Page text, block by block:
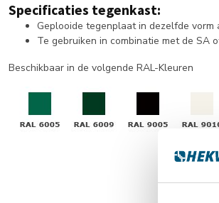
Specificaties tegenkast:
Geplooide tegenplaat in dezelfde
Te gebruiken in combinatie met de SA
Beschikbaar in de volgende RAL-Kleuren